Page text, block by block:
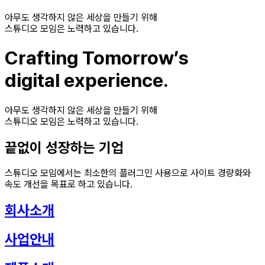
아무도 생각하지 않은 세상을 만들기 위해
스튜디오 모임은 노력하고 있습니다.
Crafting Tomorrow’s
digital experience.
아무도 생각하지 않은 세상을 만들기 위해
스튜디오 모임은 노력하고 있습니다.
끝없이 성장하는 기업
스튜디오 모임에서는 최소한의 플러그인 사용으로 사이트 경량화와
속도 개선을 목표로 하고 있습니다.
회사소개
사업안내